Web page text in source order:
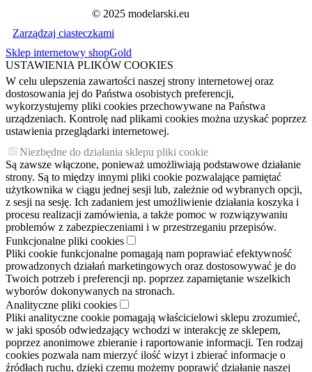
© 2025 modelarski.eu
Zarządzaj ciasteczkami
Sklep internetowy shopGold
USTAWIENIA PLIKÓW COOKIES
W celu ulepszenia zawartości naszej strony internetowej oraz
dostosowania jej do Państwa osobistych preferencji,
wykorzystujemy pliki cookies przechowywane na Państwa
urządzeniach. Kontrolę nad plikami cookies można uzyskać poprzez
ustawienia przeglądarki internetowej.
Niezbędne do działania sklepu pliki cookie
Są zawsze włączone, ponieważ umożliwiają podstawowe działanie
strony. Są to między innymi pliki cookie pozwalające pamiętać
użytkownika w ciągu jednej sesji lub, zależnie od wybranych opcji,
z sesji na sesję. Ich zadaniem jest umożliwienie działania koszyka i
procesu realizacji zamówienia, a także pomoc w rozwiązywaniu
problemów z zabezpieczeniami i w przestrzeganiu przepisów.
Funkcjonalne pliki cookies
Pliki cookie funkcjonalne pomagają nam poprawiać efektywność
prowadzonych działań marketingowych oraz dostosowywać je do
Twoich potrzeb i preferencji np. poprzez zapamiętanie wszelkich
wyborów dokonywanych na stronach.
Analityczne pliki cookies
Pliki analityczne cookie pomagają właścicielowi sklepu zrozumieć,
w jaki sposób odwiedzający wchodzi w interakcję ze sklepem,
poprzez anonimowe zbieranie i raportowanie informacji. Ten rodzaj
cookies pozwala nam mierzyć ilość wizyt i zbierać informacje o
źródłach ruchu, dzięki czemu możemy poprawić działanie naszej